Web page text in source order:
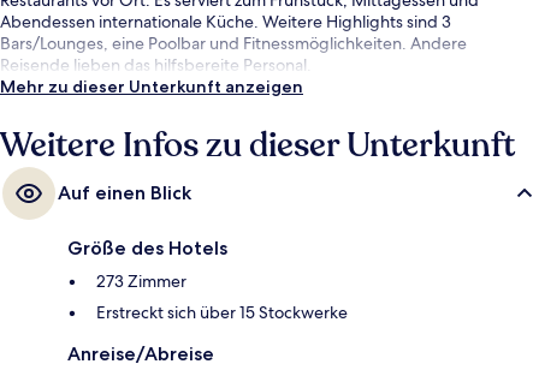
Abendessen internationale Küche. Weitere Highlights sind 3
Bars/Lounges, eine Poolbar und Fitnessmöglichkeiten. Andere
Reisende lieben das hilfsbereite Personal.
Mehr zu dieser Unterkunft anzeigen
Weitere Infos zu dieser Unterkunft
Auf einen Blick
Größe des Hotels
273 Zimmer
Erstreckt sich über 15 Stockwerke
Anreise/Abreise